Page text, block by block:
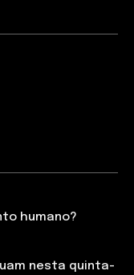
humano?
nesta quinta-